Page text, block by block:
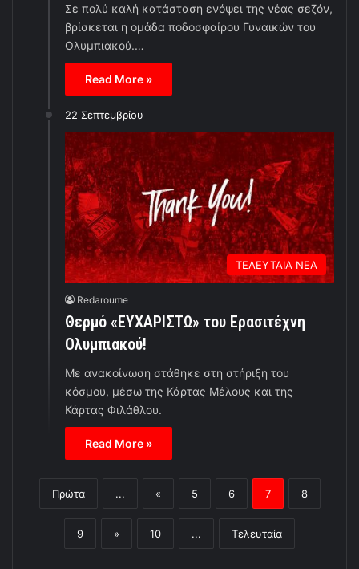
Σε πολύ καλή κατάσταση ενόψει της νέας σεζόν,
βρίσκεται η ομάδα ποδοσφαίρου Γυναικών του
Ολυμπιακού.…
Read More »
22 Σεπτεμβρίου
ΤΕΛΕΥΤΑΙΑ ΝΕΑ
Redaroume
Θερμό «ΕΥΧΑΡΙΣΤΩ» του Ερασιτέχνη
Ολυμπιακού!
Με ανακοίνωση στάθηκε στη στήριξη του
κόσμου, μέσω της Κάρτας Μέλους και της
Κάρτας Φιλάθλου.
Read More »
Πρώτα ... « 5 6 7 8
9 » 10 ... Τελευταία